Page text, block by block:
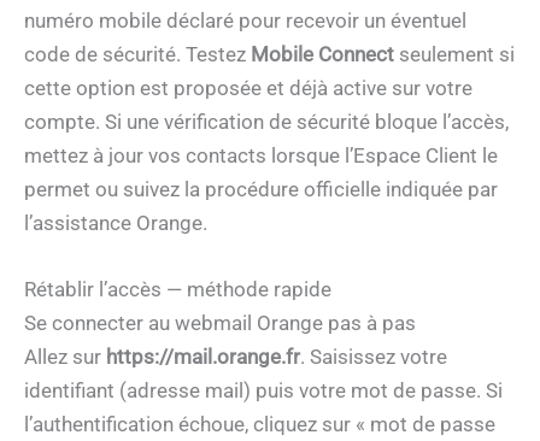
numéro mobile déclaré pour recevoir un éventuel
code de sécurité. Testez Mobile Connect seulement si
cette option est proposée et déjà active sur votre
compte. Si une vérification de sécurité bloque l’accès,
mettez à jour vos contacts lorsque l’Espace Client le
permet ou suivez la procédure officielle indiquée par
l’assistance Orange.
Rétablir l’accès — méthode rapide
Se connecter au webmail Orange pas à pas
Allez sur https://mail.orange.fr. Saisissez votre
identifiant (adresse mail) puis votre mot de passe. Si
l’authentification échoue, cliquez sur « mot de passe